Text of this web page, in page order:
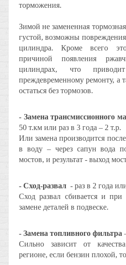
торможения.
Зимой не замененная
густой, возможны
цилиндра. Кроме всего
причиной появления
цилиндрах, что
преждевременному ремонту, а
остаться без тормозов.
- Замена трансмиссионного
50 т.км или раз в 3 года – 2 т.р.
Или замена производится
в воду – через сапун вода
мостов, и результат - выход
- Сход-развал - раз в 2 года
Сход развал сбивается и
замене деталей в подвеске.
- Замена топливного фильтра
Сильно зависит от
регионе, если бензин плохой,